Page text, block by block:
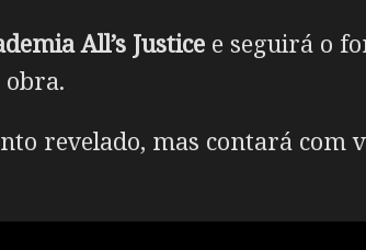
All’s Justice e seguirá o
revelado, mas contará com